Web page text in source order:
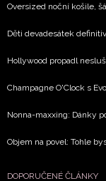
Oversized noční košile,
Děti devadesátek
Hollywood propadl
Champagne O'Clock s
Nonna-maxxing: Dánky
Objem na povel: Tohle
DOPORUČENÉ ČLÁNKY